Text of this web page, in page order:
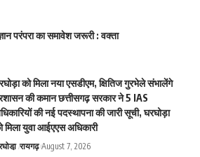
परंपरा का समावेश जरूरी : वक्ता
को मिला नया एसडीएम, क्षितिज गुरभेले संभालेंगे
की कमान छत्तीसगढ़ सरकार ने 5 IAS
की नई पदस्थापना की जारी सूची, घरघोड़ा
मिला युवा आईएएस अधिकारी
रायगढ़ August 7, 2026